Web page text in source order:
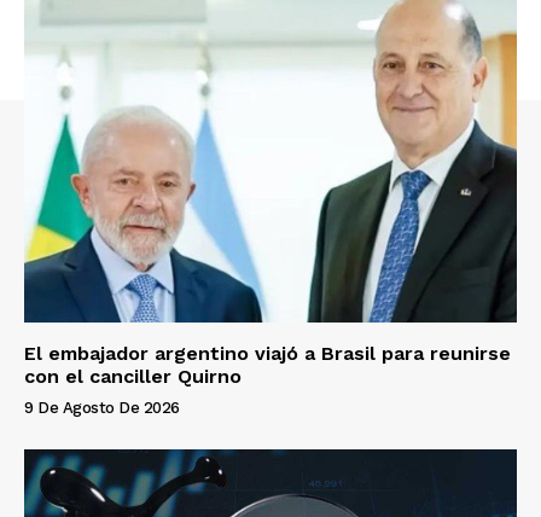
El embajador argentino viajó a Brasil para reunirse
con el canciller Quirno
9 De Agosto De 2026